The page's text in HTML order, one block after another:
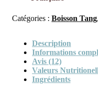
Catégories : Boisson Tang,
Description
Informations
Avis (12)
Valeurs
Ingrédients